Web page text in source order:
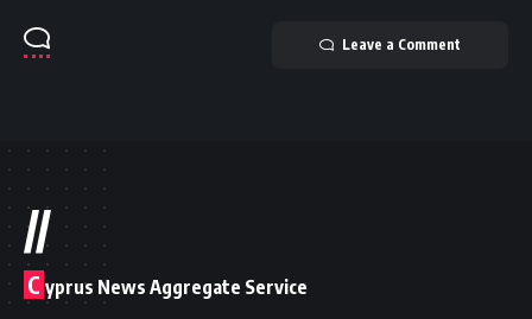
Leave a Comment
//
C yprus News Aggregate Service